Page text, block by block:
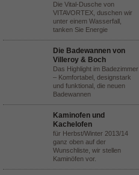
Die Vital-Dusche von
VITAVORTEX, duschen wir
unter einem Wasserfall,
tanken Sie Energie
Die Badewannen von
Villeroy & Boch
Das Highlight im Badezimmer
– Komfortabel, designstark
und funktional, die neuen
Badewannen
Kaminofen und
Kachelofen
für Herbst/Winter 2013/14
ganz oben auf der
Wunschliste, wir stellen
Kaminöfen vor.